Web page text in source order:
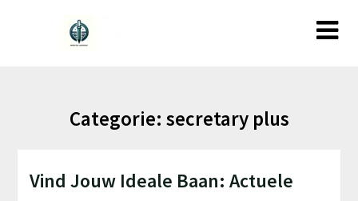
Categorie: secretary plus
Vind Jouw Ideale Baan: Actuele